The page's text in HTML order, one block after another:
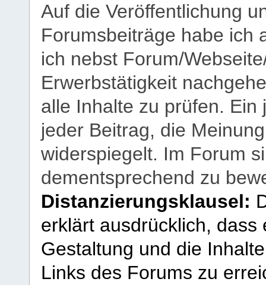
Auf die Veröffentlichung
Forumsbeiträge habe ich
ich nebst Forum/
Erwerbstätigkeit
alle Inhalte zu prüfen.
jeder Beitrag, die
widerspiegelt. Im Forum
dementsprechend zu
Distanzierungsklausel:
erklärt ausdrücklich,
Gestaltung und die
Links des Forums zu